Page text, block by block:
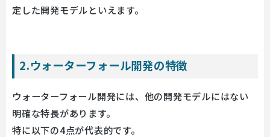
定した開発モデルといえます。
2.ウォーターフォール開発の特徴
ウォーターフォール開発には、他の開発モデルにはない
明確な特長があります。
特に以下の4点が代表的です。